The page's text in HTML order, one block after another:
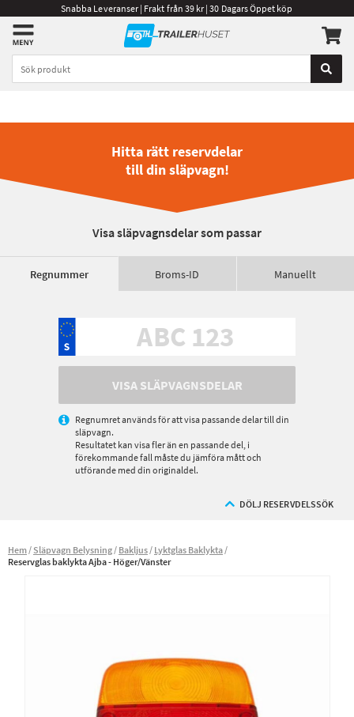
Snabba Leveranser | Frakt från 39 kr | 30 Dagars Öppet köp
Hitta rätt reservdelar
till din släpvagn!
Visa släpvagnsdelar som passar
Regnummer Broms-ID Manuellt
VISA SLÄPVAGNSDELAR
Regnumret används för att visa passande delar till din
släpvagn.
Resultatet kan visa fler än en passande del, i
förekommande fall måste du jämföra mått och
utförande med din originaldel.
DÖLJ RESERVDELSSÖK
Hem Släpvagn Belysning Bakljus Lyktglas Baklykta
Reservglas baklykta Ajba - Höger/Vänster